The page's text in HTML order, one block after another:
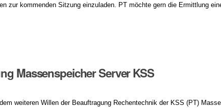
zur kommenden Sitzung einzuladen. PT möchte gern die Ermittlung
Massenspeicher Server KSS
weiteren Willen der Beauftragung Rechentechnik der KSS (PT)